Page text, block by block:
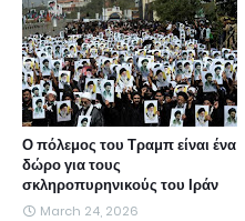
Ο πόλεμος του Τραμπ είναι ένα
δώρο για τους
σκληροπυρηνικούς του Ιράν
March 24, 2026